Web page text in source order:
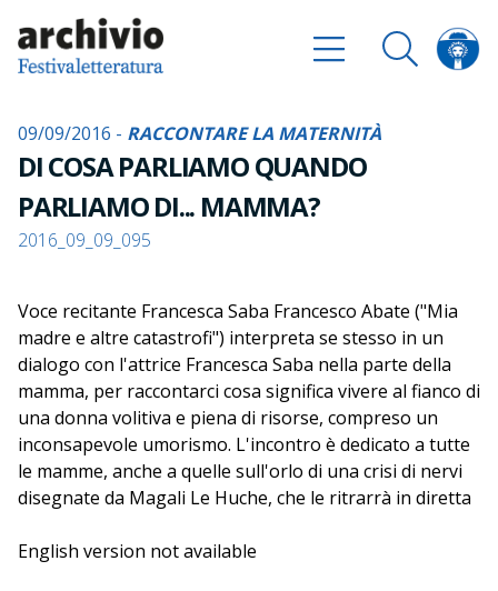
09/09/2016 - RACCONTARE LA MATERNITÀ
DI COSA PARLIAMO QUANDO
PARLIAMO DI... MAMMA?
2016_09_09_095
Voce recitante Francesca Saba Francesco Abate ("Mia
madre e altre catastrofi") interpreta se stesso in un
dialogo con l'attrice Francesca Saba nella parte della
mamma, per raccontarci cosa significa vivere al fianco di
una donna volitiva e piena di risorse, compreso un
inconsapevole umorismo. L'incontro è dedicato a tutte
le mamme, anche a quelle sull'orlo di una crisi di nervi
disegnate da Magali Le Huche, che le ritrarrà in diretta
English version not available